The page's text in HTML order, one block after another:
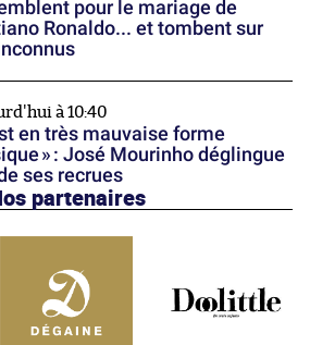
pour le mariage de
Ronaldo... et tombent sur
à 10:40
en très mauvaise forme
» : José Mourinho déglingue
ses recrues
partenaires